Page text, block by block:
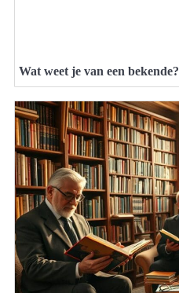
Wat weet je van een bekende?